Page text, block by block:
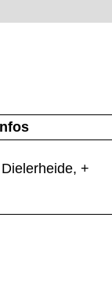
+